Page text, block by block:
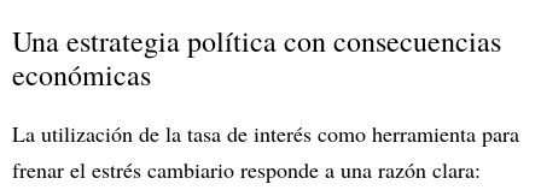
Una estrategia política con consecuencias
económicas
La utilización de la tasa de interés como herramienta para
frenar el estrés cambiario responde a una razón clara: